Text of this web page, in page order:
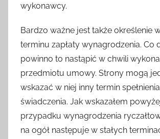
wykonawcy.
Bardzo ważne jest także określenie
terminu zapłaty wynagrodzenia. Co
powinno to nastąpić w chwili
przedmiotu umowy. Strony mogą
wskazać w niej inny termin
świadczenia. Jak wskazałem
przypadku wynagrodzenia
na ogół następuje w stałych